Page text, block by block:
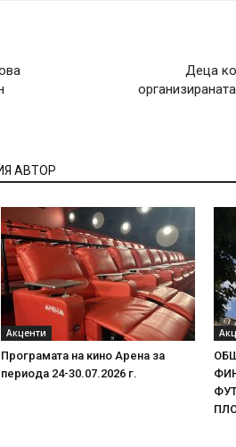
Деца
АВТОР
Акценти
Програмата на кино Арена за
периода 24-30.07.2026 г.